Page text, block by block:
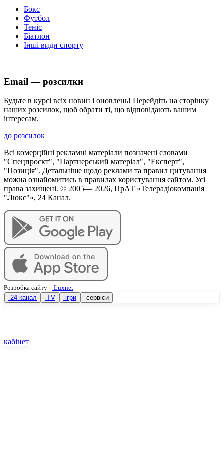
Бокс
Футбол
Теніс
Біатлон
Інші види спорту
Email — розсилки
Будьте в курсі всіх новин і оновлень! Перейдіть на сторінку
наших розсилок, щоб обрати ті, що відповідають вашим
інтересам.
до розсилок
Всі комерційні рекламні матеріали позначені словами
"Спецпроєкт", "Партнерський матеріал", "Експерт",
"Позиція". Детальніше щодо реклами та правил цитування
можна ознайомитись в правилах користування сайтом. Усі
права захищені. © 2005— 2026, ПрАТ «Телерадіокомпанія
"Люкс"», 24 Канал.
Розробка сайту - Luxnet
24 канал
TV ігри сервіси
кабінет